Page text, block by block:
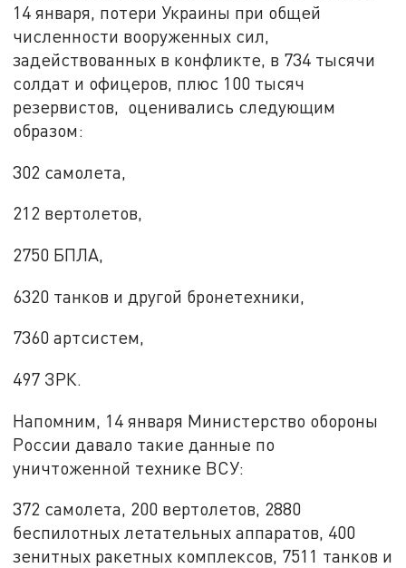
14 января, потери Украины при общей
численности вооруженных сил,
задействованных в конфликте, в 734 тысячи
солдат и офицеров, плюс 100 тысяч
резервистов, оценивались следующим
образом:
302 самолета,
212 вертолетов,
2750 БПЛА,
6320 танков и другой бронетехники,
7360 артсистем,
497 ЗРК.
Напомним, 14 января Министерство обороны
России давало такие данные по
уничтоженной технике ВСУ:
372 самолета, 200 вертолетов, 2880
беспилотных летательных аппаратов, 400
зенитных ракетных комплексов, 7511 танков и